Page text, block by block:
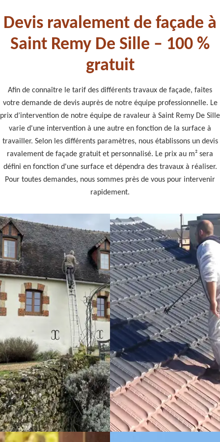
Devis ravalement de façade à
Saint Remy De Sille – 100 %
gratuit
Afin de connaître le tarif des différents travaux de façade, faites
votre demande de devis auprès de notre équipe professionnelle. Le
prix d’intervention de notre équipe de ravaleur à Saint Remy De Sille
varie d'une intervention à une autre en fonction de la surface à
travailler. Selon les différents paramètres, nous établissons un devis
ravalement de façade gratuit et personnalisé. Le prix au m² sera
défini en fonction d'une surface et dépendra des travaux à réaliser.
Pour toutes demandes, nous sommes près de vous pour intervenir
rapidement.